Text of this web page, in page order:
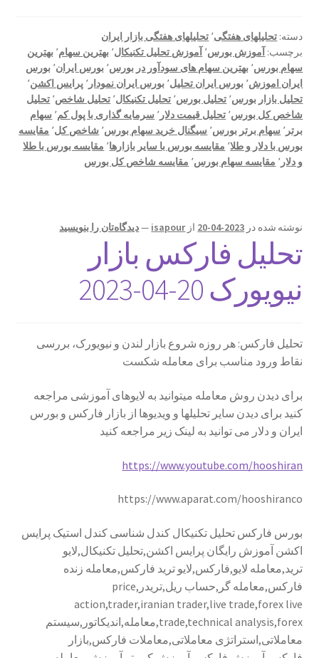
مقالات مفید
نمونه معاملات
وبلاگ
ورود
دسته: تحلیلهای هفتگی٬ تحلیلهای هفتگی بازار ایران
برچسب: آموزش بورس٬ آموزش تحلیل تکنیکال٬ بهترین سهام٬ بهترین
سهام بورس٬ بهترین سهام های سودآور در بورس٬ بورس ایران٬ بورس
ایران اموزش٬ بورس ایران تحلیل٬ بورس ایران نمودار ٬ پرایس اکشن٬
تحلیل بازار بورس٬ تحلیل بورس٬ تحلیل تکنیکال٬ تحلیل شاخص٬ تحلیل
شاخص کل بورس٬ تحلیل قیمت دلار ٬ سرمایه گذاری با پول کم٬ سهام
برتر ٬ سهام برتر بورس٬ سیگنال خرید سهام بورس٬ شاخص کل٬ مقایسه
بورس با دلار و طلا٬ مقایسه بورس با سایر بازارها٬ مقایسه بورس با طلا
و دلار ٬ مقایسه سهام بورس٬ مقایسه شاخص کل بورس
نوشته شده در 2023-04-20 ازisapour
—دیدگاه‌تان را بنویسید
تحلیل فارکس بازار
نیویورک 20-04-2023
تحلیل فارکس: هر روزه شروع بازار لندن و نیویورک، بررسی
نقاط ورود مناسب برای معامله شکست
برای دیدن روش معامله میتوانید به لایوهای آموزشی مراجعه
کنید برای دیدن سایر تحلیلها و ویدیوها از بازار فارکس و بورس
ایران و دلار می توانید به لینک زیر مراجعه کنید
https://www.youtube.com/hooshiran
https://www.aparat.com/hooshiranco
بورس فارکس تحلیل تکنیکال کندل شناسی کندل استیک پرایس
اکشن آموزش رایگان پرایس اکشن,تحلیل تکنیکال,لایو
ترید,معامله لایو,فارکس,لایو ترید فارکس,معامله زنده
فارکس,معامله گر,حساب ریل,تریدر,price
action,trader,iranian trader,live trade,forex live
trade,technical analysis,forex,معامله,اندیکاتور,سیستم
معاملاتی,استراتژی معاملاتی,معاملات فارکس,بازار